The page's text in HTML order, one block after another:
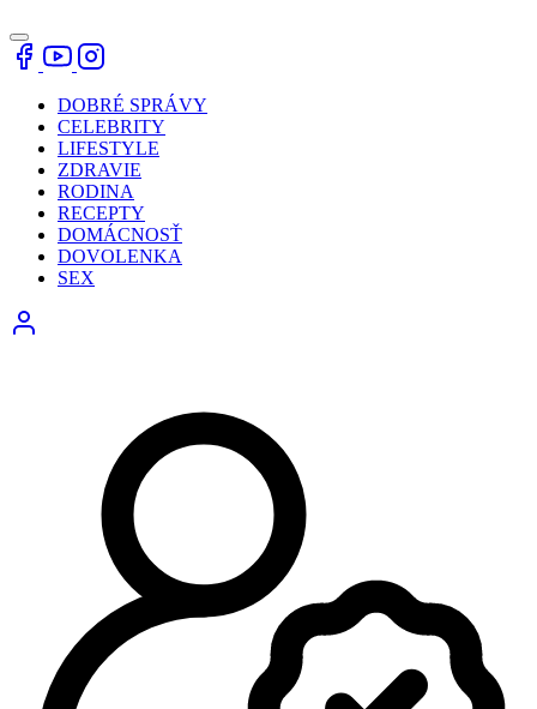
DOBRÉ SPRÁVY
CELEBRITY
LIFESTYLE
ZDRAVIE
RODINA
RECEPTY
DOMÁCNOSŤ
DOVOLENKA
SEX